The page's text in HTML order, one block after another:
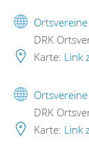
Ortsvereine
DRK
Karte: Link
Ortsvereine
DRK
Karte: Link